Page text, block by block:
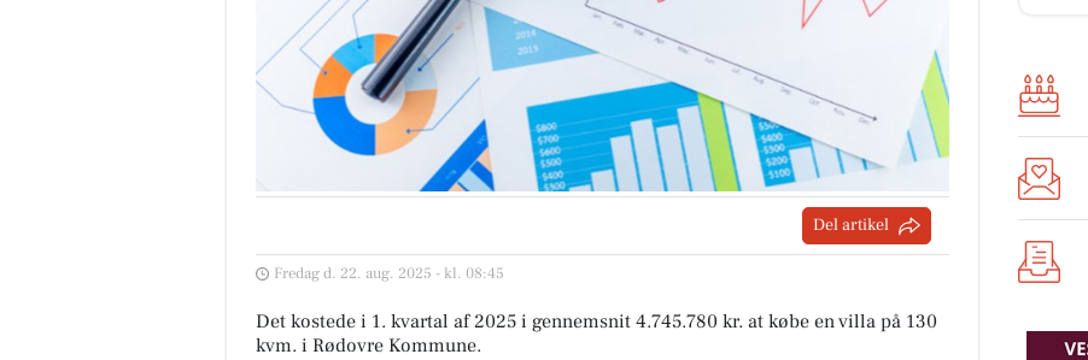
Del artikel
Fredag d. 22. aug. 2025 - kl. 08:45
Det kostede i 1. kvartal af 2025 i gennemsnit 4.745.780 kr. at købe en villa på 130
kvm. i Rødovre Kommune.